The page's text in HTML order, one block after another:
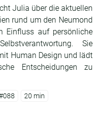
Julia über die aktuellen
rund um den Neumond
Einfluss auf persönliche
Sie
Human Design und lädt
Entscheidungen zu
20 min